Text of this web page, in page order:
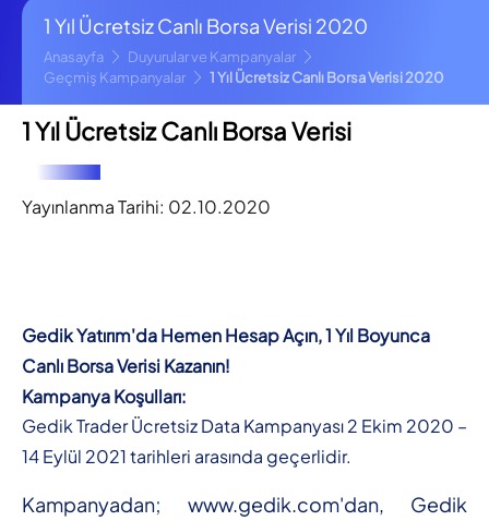
1 Yıl Ücretsiz Canlı Borsa Verisi 2020
Anasayfa
Duyurular ve Kampanyalar
Geçmiş Kampanyalar
1 Yıl Ücretsiz Canlı Borsa Verisi 2020
1 Yıl Ücretsiz Canlı Borsa Verisi
Yayınlanma Tarihi: 02.10.2020
Gedik Yatırım'da Hemen Hesap Açın, 1 Yıl Boyunca
Canlı Borsa Verisi Kazanın!
Kampanya Koşulları:
Gedik Trader Ücretsiz Data Kampanyası 2 Ekim 2020 –
14 Eylül 2021 tarihleri arasında geçerlidir.
Kampanyadan; www.gedik.com'dan, Gedik